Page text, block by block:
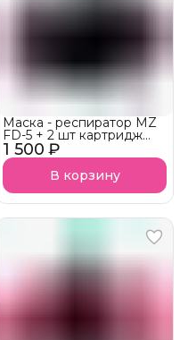
1 500 ₽
Маска - респиратор MZ
FD-5 + 2 шт картридж
фильтр
В корзину